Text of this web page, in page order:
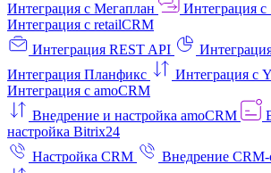
Интеграция с Мегаплан
Интеграция
Интеграция с retailCRM
Интеграция REST API
Интеграция Планфикс
Интеграция с
Интеграция с amoCRM
Внедрение и настройка amoCRM
настройка Bitrix24
Настройка CRM
Внедрение